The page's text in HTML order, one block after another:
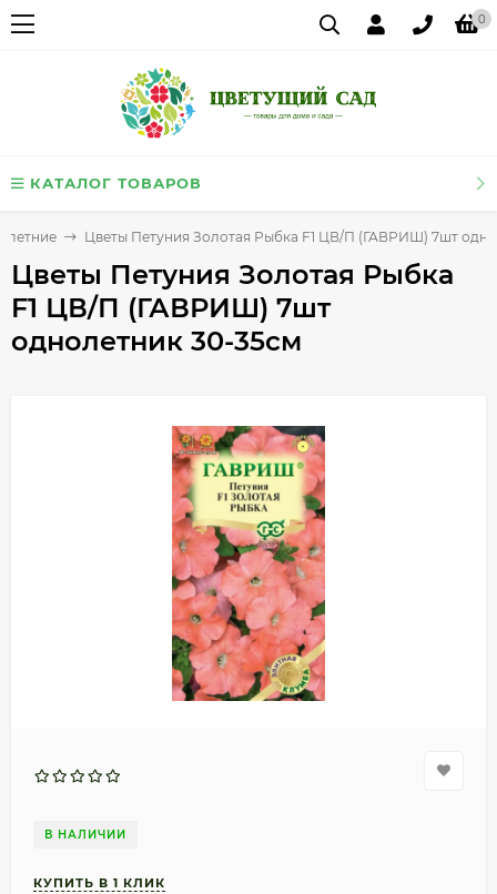
0
КАТАЛОГ ТОВАРОВ
Цветы Петуния Золотая Рыбка F1 ЦВ/П (ГАВРИШ) 7шт
Цветы Петуния Золотая Рыбка
F1 ЦВ/П (ГАВРИШ) 7шт
однолетник 30-35см
В НАЛИЧИИ